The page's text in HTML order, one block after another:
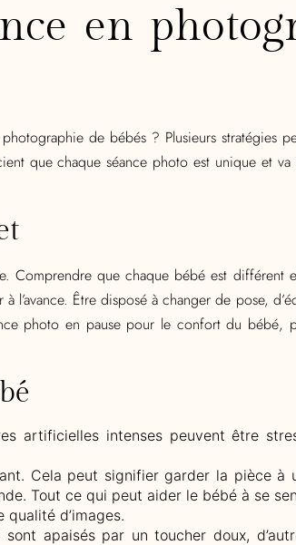
en
de bébés ? Plusieurs stratégies
que chaque séance photo est unique et
Comprendre que chaque bébé est différent
Être disposé à changer de pose,
photo en pause pour le confort du bébé,
artificielles intenses peuvent être
Cela peut signifier garder la pièce à
Tout ce qui peut aider le bébé à se
d’images.
apaisés par un toucher doux,